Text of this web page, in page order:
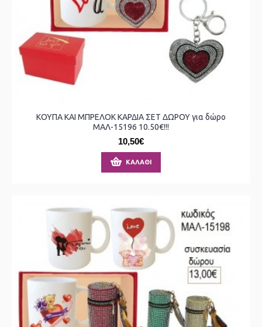
ΚΟΥΠΑ ΚΑΙ ΜΠΡΕΛΟΚ ΚΑΡΔΙΑ ΣΕΤ ΔΩΡΟΥ για δώρο
ΜΑΛ-15196 10.50€!!!
10,50€
ΚΑΛΆΘΙ